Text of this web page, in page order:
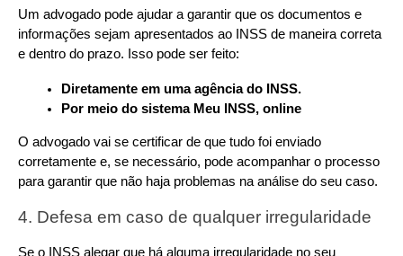
Um advogado pode ajudar a garantir que os documentos e
informações sejam apresentados ao INSS de maneira correta
e dentro do prazo. Isso pode ser feito:
Diretamente em uma agência do INSS.
Por meio do sistema Meu INSS, online
O advogado vai se certificar de que tudo foi enviado
corretamente e, se necessário, pode acompanhar o processo
para garantir que não haja problemas na análise do seu caso.
4. Defesa em caso de qualquer irregularidade
Se o INSS alegar que há alguma irregularidade no seu